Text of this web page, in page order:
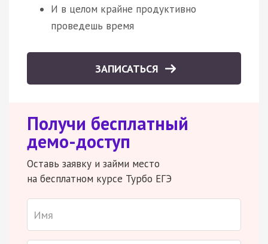
И в целом крайне продуктивно
проведешь время
ЗАПИСАТЬСЯ
Получи бесплатный
демо-доступ
Оставь заявку и займи место
на бесплатном курсе Турбо ЕГЭ